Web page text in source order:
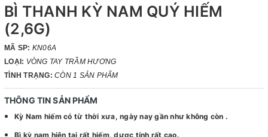
BÌ THANH KỲ NAM QUÝ HIẾM
(2,6G)
MÃ SP: KN06A
LOẠI: VÒNG TAY TRẦM HƯƠNG
TÌNH TRẠNG: CÒN 1 SẢN PHẨM
THÔNG TIN SẢN PHẨM
Kỳ Nam hiếm có từ thời xưa, ngày nay gần như không còn .
Bì kỳ nam hiện tại rất hiếm, dược tính rất cao.